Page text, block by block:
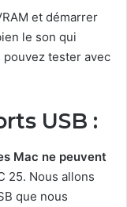
et démarrer
le son qui
pouvez tester avec
USB :
Mac ne peuvent
25. Nous allons
que nous